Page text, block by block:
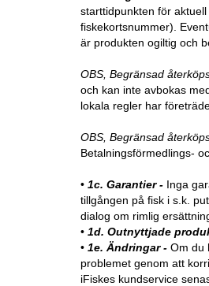
starttidpunkten för
fiskekortsnummer).
är produkten ogiltig och
OBS, Begränsad
och kan inte avbokas
lokala regler har
OBS, Begränsad
Betalningsförmedlings-
• 1c. Garantier - Inga
tillgången på fisk i s.k.
dialog om rimlig
• 1d. Outnyttjade
• 1e. Ändringar - Om du
problemet genom att
iFiskes kundservice